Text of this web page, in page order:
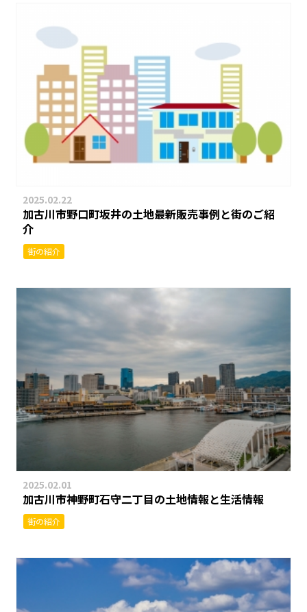
2025.02.22
加古川市野口町坂井の土地最新販売事例と街のご紹
介
街の紹介
2025.02.01
加古川市神野町石守二丁目の土地情報と生活情報
街の紹介